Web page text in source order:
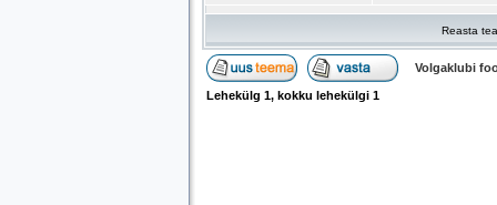
Reasta
Volgaklubi
Lehekülg 1, kokku lehekülgi 1